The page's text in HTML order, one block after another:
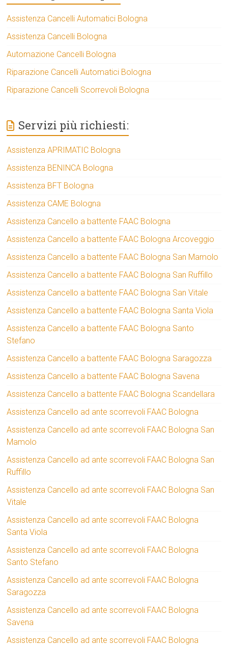
Assistenza Cancelli Automatici Bologna
Assistenza Cancelli Bologna
Automazione Cancelli Bologna
Riparazione Cancelli Automatici Bologna
Riparazione Cancelli Scorrevoli Bologna
Servizi più richiesti:
Assistenza APRIMATIC Bologna
Assistenza BENINCA Bologna
Assistenza BFT Bologna
Assistenza CAME Bologna
Assistenza Cancello a battente FAAC Bologna
Assistenza Cancello a battente FAAC Bologna Arcoveggio
Assistenza Cancello a battente FAAC Bologna San Mamolo
Assistenza Cancello a battente FAAC Bologna San Ruffillo
Assistenza Cancello a battente FAAC Bologna San Vitale
Assistenza Cancello a battente FAAC Bologna Santa Viola
Assistenza Cancello a battente FAAC Bologna Santo
Stefano
Assistenza Cancello a battente FAAC Bologna Saragozza
Assistenza Cancello a battente FAAC Bologna Savena
Assistenza Cancello a battente FAAC Bologna Scandellara
Assistenza Cancello ad ante scorrevoli FAAC Bologna
Assistenza Cancello ad ante scorrevoli FAAC Bologna San
Mamolo
Assistenza Cancello ad ante scorrevoli FAAC Bologna San
Ruffillo
Assistenza Cancello ad ante scorrevoli FAAC Bologna San
Vitale
Assistenza Cancello ad ante scorrevoli FAAC Bologna
Santa Viola
Assistenza Cancello ad ante scorrevoli FAAC Bologna
Santo Stefano
Assistenza Cancello ad ante scorrevoli FAAC Bologna
Saragozza
Assistenza Cancello ad ante scorrevoli FAAC Bologna
Savena
Assistenza Cancello ad ante scorrevoli FAAC Bologna